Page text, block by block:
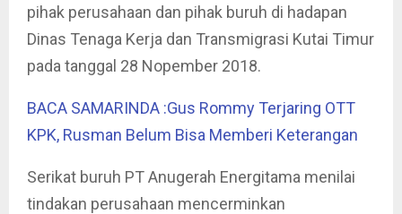
pihak perusahaan dan pihak buruh di hadapan
Dinas Tenaga Kerja dan Transmigrasi Kutai Timur
pada tanggal 28 Nopember 2018.
BACA SAMARINDA :Gus Rommy Terjaring OTT
KPK, Rusman Belum Bisa Memberi Keterangan
Serikat buruh PT Anugerah Energitama menilai
tindakan perusahaan mencerminkan